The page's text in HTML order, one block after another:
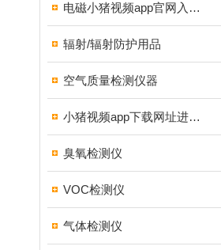
电磁小猪视频app官网入口ios
辐射/辐射防护用品
空气质量检测仪器
小猪视频app下载网址进入18测试仪
臭氧检测仪
VOC检测仪
气体检测仪